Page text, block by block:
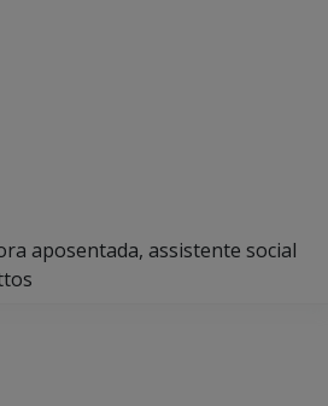
aposentada, assistente social